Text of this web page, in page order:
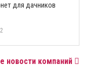
для дачников
новости компаний